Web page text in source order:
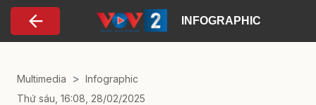
Nhảy đến nội dung
INFOGRAPHIC
Multimedia
Infographic
Thứ sáu, 16:08, 28/02/2025